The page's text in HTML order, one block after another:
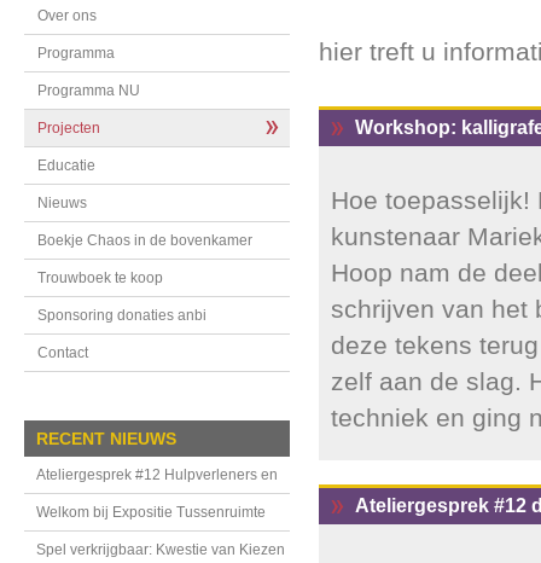
Over ons
Programma
Programma NU
Projecten
Educatie
Nieuws
Boekje Chaos in de bovenkamer
Trouwboek te koop
Sponsoring donaties anbi
Contact
RECENT NIEUWS
Ateliergesprek #12 Hulpverleners en
handhavers in de Tussenruimte
Welkom bij Expositie Tussenruimte
Spel verkrijgbaar: Kwestie van Kiezen
hier treft u
Workshop:
Hoe toepasselijk!
kunstenaar
Hoop nam de
schrijven van het
deze tekens
zelf aan de slag.
techniek en ging
Ateliergesprek #12